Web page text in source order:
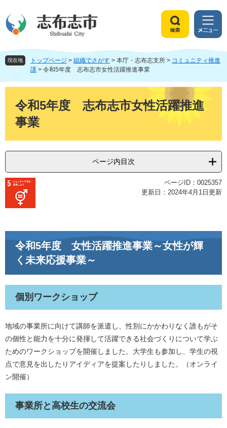
ジ
頭
ュ
飛
索
メ
ニ
ュ
ー
現在地 トップページ > 組織でさがす > 本庁・志布志支所 > コミュニティ推進
課 > 令和5年度 志布志市女性活躍推進事業
令和5年度 志布志市女性活躍推進
事業
ページ内目次
ページID：0025357
更新日：2024年4月1日更新
令和5年度 女性活躍推進事業～女性が輝
く未来応援事業～
個別ワークショップ
地域の事業所に向けて講師を派遣し、性別にかかわりなく誰もがそ
の個性と能力を十分に発揮して活躍できる社会づくりについて学ぶ
ためのワークショップを開催しました。大学生も参加し、学生の視
点で意見を出したりアイディアを提案したりしました。（オンライ
ン開催）
事業所と高校生の交流会